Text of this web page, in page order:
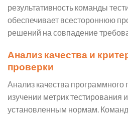
результативность команды
обеспечивает всестороннюю
решений на совпадение
Анализ качества и
проверки
Анализ качества программного
изучении метрик тестирования
установленным нормам.